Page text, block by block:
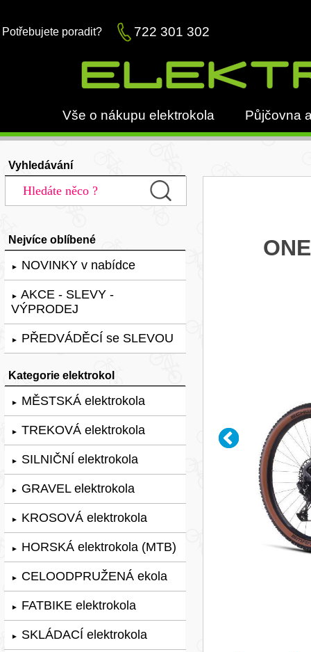
Potřebujete poradit? 722 301 302
Vše o nákupu elektrokola Půjčovna
Vyhledávání
Nejvíce oblíbené
► NOVINKY v nabídce
► AKCE - SLEVY -
VÝPRODEJ
► PŘEDVÁDĚCÍ se SLEVOU
Kategorie elektrokol
► MĚSTSKÁ elektrokola
► TREKOVÁ elektrokola
► SILNIČNÍ elektrokola
► GRAVEL elektrokola
► KROSOVÁ elektrokola
► HORSKÁ elektrokola (MTB)
► CELOODPRUŽENÁ ekola
► FATBIKE elektrokola
► SKLÁDACÍ elektrokola